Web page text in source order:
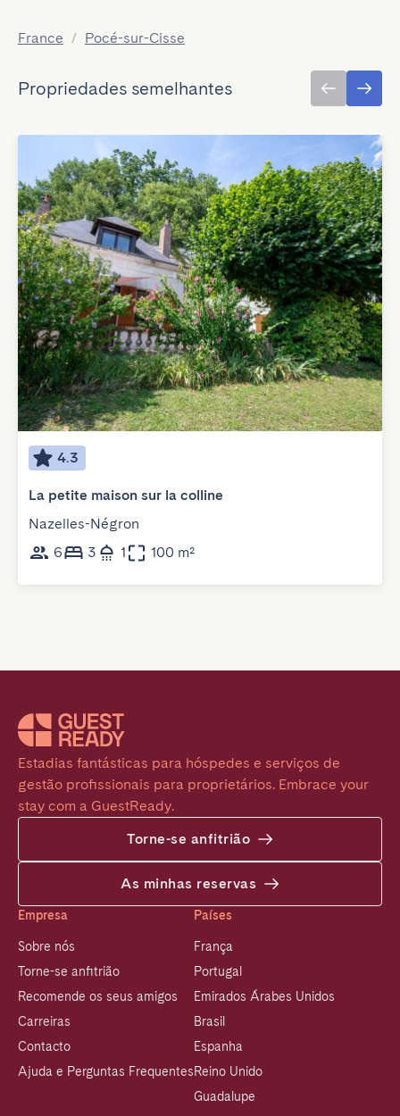
France / Pocé-sur-Cisse
Propriedades semelhantes
4.3
La petite maison sur la colline
Nazelles-Négron
6
3 1 100 m²
Estadias fantásticas para hóspedes e serviços de
gestão profissionais para proprietários. Embrace your
stay com a GuestReady.
Torne-se anfitrião
As minhas reservas
Empresa
Sobre nós
Torne-se anfitrião
Recomende os seus amigos
Carreiras
Contacto
Ajuda e Perguntas Frequentes
Países
França
Portugal
Emirados Árabes Unidos
Brasil
Espanha
Reino Unido
Guadalupe